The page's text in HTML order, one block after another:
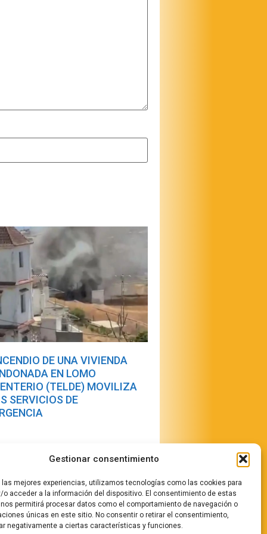
Gestionar consentimiento
las mejores experiencias, utilizamos tecnologías como las cookies para
o acceder a la información del dispositivo. El consentimiento de estas
permitirá procesar datos como el comportamiento de navegación o
únicas en este sitio. No consentir o retirar el consentimiento,
negativamente a ciertas características y funciones.
DE UNA VIVIENDA
EN LOMO
(TELDE) MOVILIZA
SERVICIOS DE